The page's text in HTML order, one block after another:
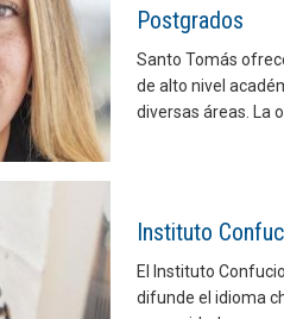
Postgrados
Santo Tomás
de alto nivel
diversas áreas. La
Instituto
El Instituto
difunde el idioma